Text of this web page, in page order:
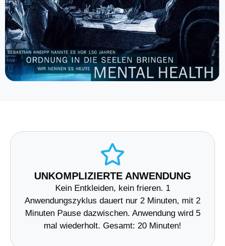
UNKOMPLIZIERTE ANWENDUNG
Kein Entkleiden, kein frieren. 1
Anwendungszyklus dauert nur 2 Minuten, mit 2
Minuten Pause dazwischen. Anwendung wird 5
mal wiederholt. Gesamt: 20 Minuten!